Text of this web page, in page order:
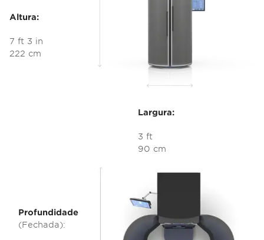
Altura:
7 ft 3 in
222 cm
Largura:
3 ft
90 cm
Profundidade
(Fechada):